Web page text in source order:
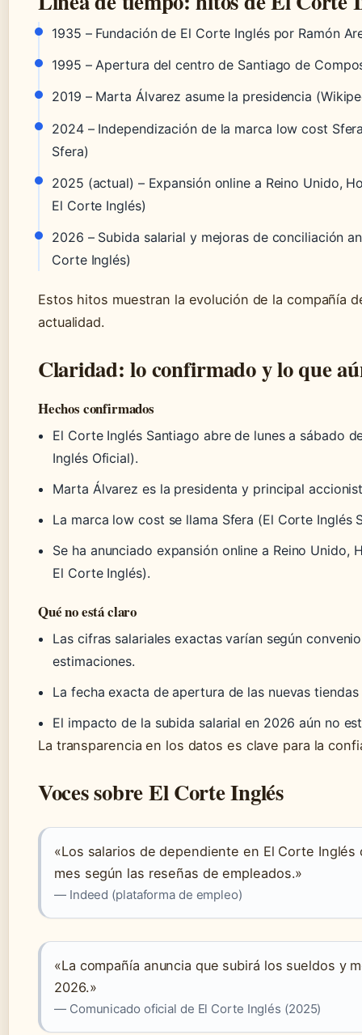
1935 – Fundación de El Corte Inglés por Ramón
1995 – Apertura del centro de Santiago de
2019 – Marta Álvarez asume la presidencia
2024– Independización de la marca low cost
Sfera)
2025 (actual) – Expansión online a Reino Unido,
El Corte Inglés)
2026 – Subida salarial y mejoras de conciliación
Corte Inglés)
Estos hitos muestran la evolución de la compañía
actualidad.
Claridad: lo confirmado y lo que
Hechos confirmados
El Corte Inglés Santiago abre de lunes a sábado
Inglés Oficial).
Marta Álvarez es la presidenta y principal
La marca low cost se llama Sfera (El Corte Inglés
Se ha anunciado expansión online a Reino Unido,
El Corte Inglés).
Qué no está claro
Las cifras salariales exactas varían según
estimaciones.
La fecha exacta de apertura de las nuevas
El impacto de la subida salarial en 2026 aún no
La transparencia en los datos es clave para la
Voces sobre El Corte Inglés
«Los salarios de dependiente en El Corte
mes según las reseñas de empleados.»
— Indeed (plataforma de empleo)
«La compañía anuncia que subirá los sueldos y
2026.»
— Comunicado oficial de El Corte Inglés (2025)